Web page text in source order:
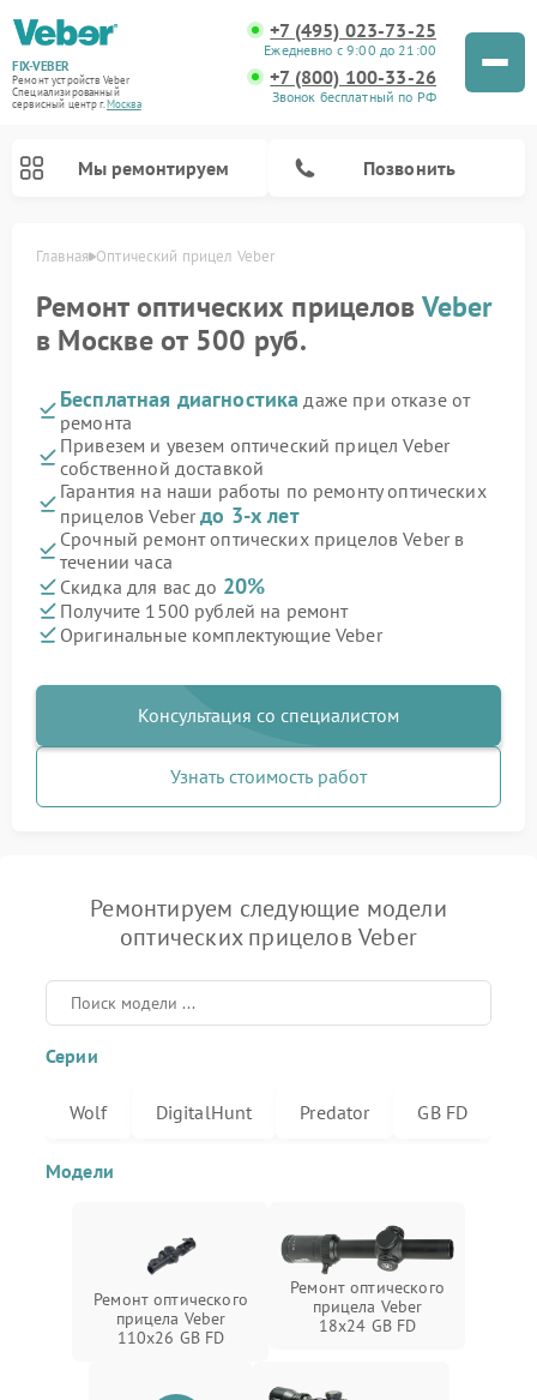
FIX-VEBER
Ремонт устройств Veber
Специализированный
cервисный центр г.Москва
+7 (495) 023-73-25
Ежедневно с 9:00 до 21:00
+7 (800) 100-33-26
Звонок бесплатный по РФ
Мы ремонтируем Позвонить
Главная Оптический прицел Veber
Ремонт оптических прицеловVeber
в Москве от 500 руб.
Бесплатная диагностика даже при отказе от
ремонта
Привезем и увезем оптический прицел Veber
собственной доставкой
Гарантия на наши работы по ремонту оптических
прицелов Veberдо 3-х лет
Срочный ремонт оптических прицелов Veber в
течении часа
Скидка для вас до 20%
Получите 1500 рублей на ремонт
Оригинальные комплектующие Veber
Консультация со специалистом
Узнать стоимость работ
Ремонтируем следующие модели
оптических прицелов Veber
Серии
Wolf DigitalHunt Predator GB FD
Модели
Ремонт оптического
прицела Veber
110x26 GB FD
Ремонт оптического
прицела Veber
18x24 GB FD